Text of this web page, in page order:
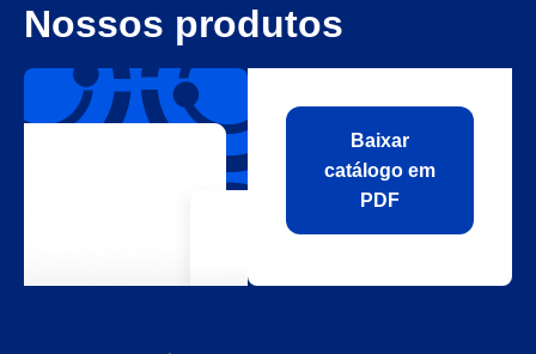
Nossos produtos
Baixar
catálogo em
PDF